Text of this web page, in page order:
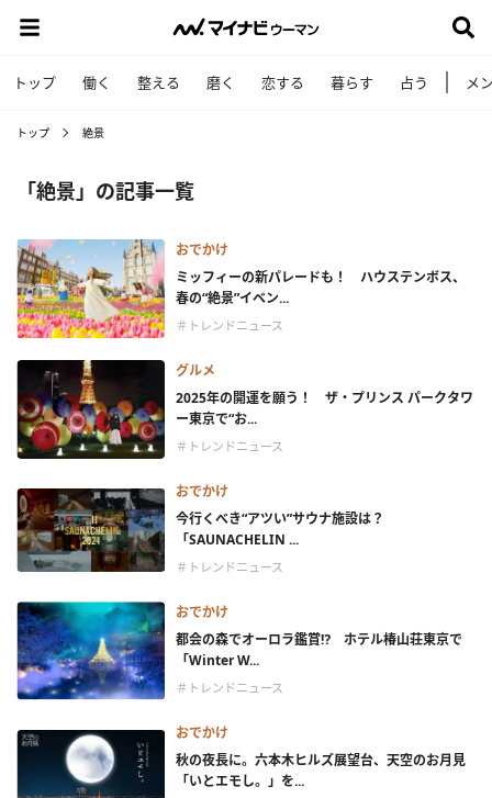
トップ 働く 整える 磨く 恋する 暮らす 占う メ
トップ 絶景
「絶景」の記事一覧
おでかけ
ミッフィーの新パレードも！ ハウステンボス、
春の“絶景”イベン...
＃トレンドニュース
グルメ
2025年の開運を願う！ ザ・プリンス パークタワ
ー東京で“お...
＃トレンドニュース
おでかけ
今行くべき“アツい”サウナ施設は？
「SAUNACHELIN ...
＃トレンドニュース
おでかけ
都会の森でオーロラ鑑賞⁉ ホテル椿山荘東京で
「Winter W...
＃トレンドニュース
おでかけ
秋の夜長に。六本木ヒルズ展望台、天空のお月見
「いとエモし。」を...